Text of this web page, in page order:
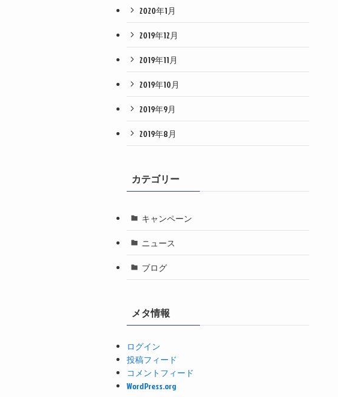
2020年1月
2019年12月
2019年11月
2019年10月
2019年9月
2019年8月
カテゴリー
キャンペーン
ニュース
ブログ
メタ情報
ログイン
投稿フィード
コメントフィード
WordPress.org